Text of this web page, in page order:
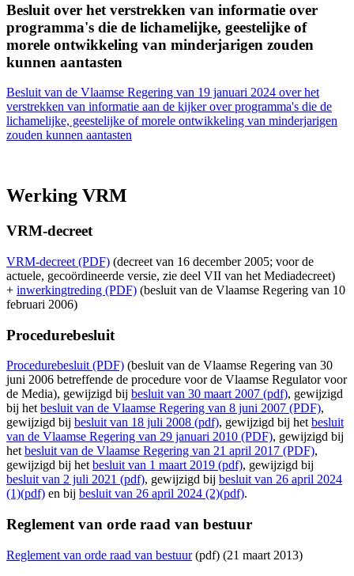
Besluit over het verstrekken van informatie over
programma's die de lichamelijke, geestelijke of
morele ontwikkeling van minderjarigen zouden
kunnen aantasten
Besluit van de Vlaamse Regering van 19 januari 2024 over het
verstrekken van informatie aan de kijker over programma's die de
lichamelijke, geestelijke of morele ontwikkeling van minderjarigen
zouden kunnen aantasten
Werking VRM
VRM-decreet
VRM-decreet (PDF) (decreet van 16 december 2005; voor de
actuele, gecoördineerde versie, zie deel VII van het Mediadecreet)
+ inwerkingtreding (PDF) (besluit van de Vlaamse Regering van 10
februari 2006)
Procedurebesluit
Procedurebesluit (PDF) (besluit van de Vlaamse Regering van 30
juni 2006 betreffende de procedure voor de Vlaamse Regulator voor
de Media), gewijzigd bij besluit van 30 maart 2007 (pdf), gewijzigd
bij het besluit van de Vlaamse Regering van 8 juni 2007 (PDF),
gewijzigd bij besluit van 18 juli 2008 (pdf), gewijzigd bij het besluit
van de Vlaamse Regering van 29 januari 2010 (PDF), gewijzigd bij
het besluit van de Vlaamse Regering van 21 april 2017 (PDF),
gewijzigd bij het besluit van 1 maart 2019 (pdf), gewijzigd bij
besluit van 2 juli 2021 (pdf), gewijzigd bij besluit van 26 april 2024
(1)(pdf) en bij besluit van 26 april 2024 (2)(pdf).
Reglement van orde raad van bestuur
Reglement van orde raad van bestuur(pdf) (21 maart 2013)